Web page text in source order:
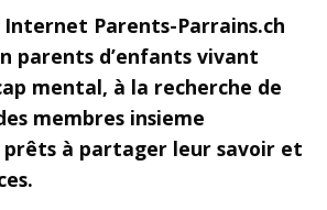
Parents-Parrains.ch
parents d’enfants vivant
mental, à la recherche de
membres insieme
à partager leur savoir et